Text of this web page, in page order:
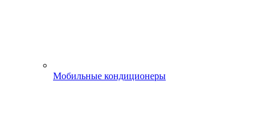
Мобильные кондиционеры